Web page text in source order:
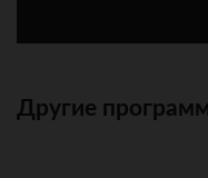
Другие